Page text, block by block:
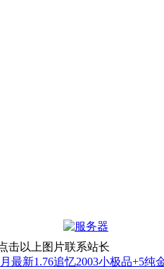
击以上图片联系站长
最新1.76追忆2003小极品+5纯